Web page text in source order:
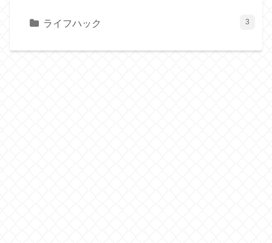
ライフハック 3